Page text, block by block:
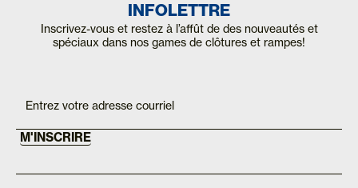
INFOLETTRE
Inscrivez-vous et restez à l’affût de des nouveautés et
spéciaux dans nos games de clôtures et rampes!
Mailchimp
FR
are
human,
this
field
M'INSCRIRE